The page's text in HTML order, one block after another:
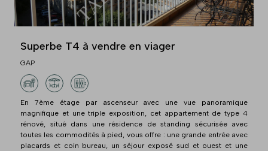
Superbe T4 à vendre en viager
GAP
En 7ème étage par ascenseur avec une vue panoramique
magnifique et une triple exposition, cet appartement de type 4
rénové, situé dans une résidence de standing sécurisée avec
toutes les commodités à pied, vous offre : une grande entrée avec
placards et coin bureau, un séjour exposé sud et ouest et une